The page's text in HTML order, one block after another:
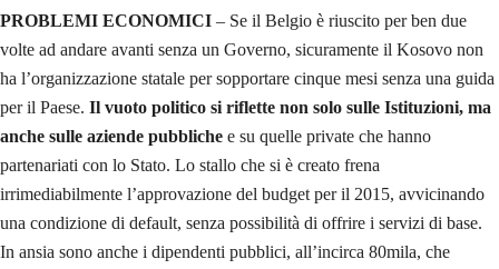
PROBLEMI ECONOMICI – Se il Belgio è riuscito per ben due
volte ad andare avanti senza un Governo, sicuramente il Kosovo non
ha l’organizzazione statale per sopportare cinque mesi senza una guida
per il Paese. Il vuoto politico si riflette non solo sulle Istituzioni, ma
anche sulle aziende pubbliche e su quelle private che hanno
partenariati con lo Stato. Lo stallo che si è creato frena
irrimediabilmente l’approvazione del budget per il 2015, avvicinando
una condizione di default, senza possibilità di offrire i servizi di base.
In ansia sono anche i dipendenti pubblici, all’incirca 80mila, che